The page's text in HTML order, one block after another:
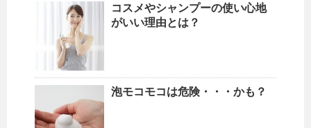
コスメやシャンプーの使い心地
がいい理由とは？
泡モコモコは危険・・・かも？